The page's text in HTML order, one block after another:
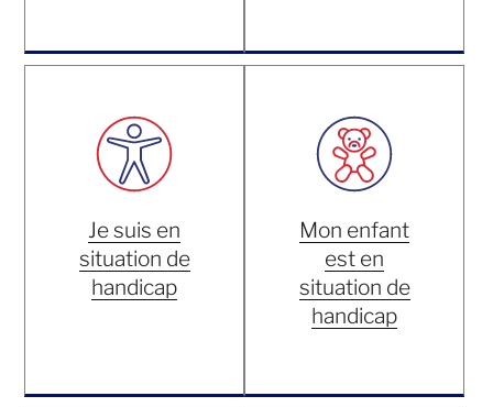
Je suis en
situation de
handicap
Mon enfant
est en
situation de
handicap